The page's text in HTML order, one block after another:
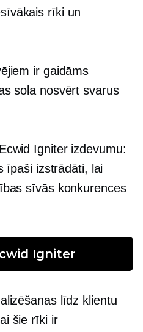
rīki un
ir gaidāms
sola nosvērt svarus
Igniter izdevumu:
īpaši izstrādāti, lai
sīvās konkurences
Igniter
līdz klientu
šie rīki ir